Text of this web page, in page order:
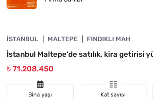
ACIL
İSTANBUL MALTEPE FINDIKLI MAH
İstanbul Maltepe’de satılık, kira getirisi
₺ 71.208.450
Bina yaşı Kat sayısı